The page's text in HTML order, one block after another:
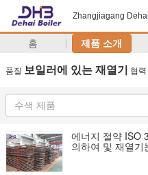
Zhangjiagang
홈 제품 소개
품질 보일러에 있는 재열기 협
에너지 절약 ISO
의하여 및 재열기